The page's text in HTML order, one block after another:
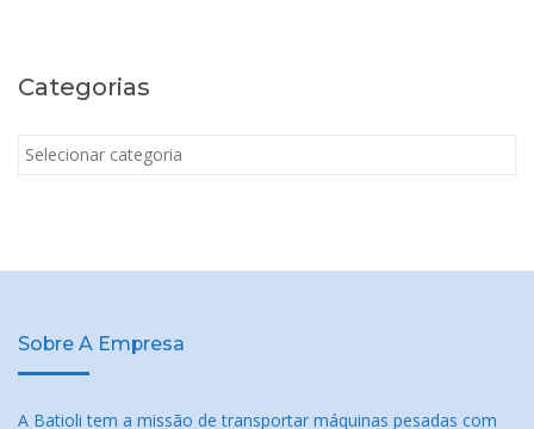
Categorias
Categorias
Sobre A Empresa
A Batioli tem a missão de transportar máquinas pesadas com